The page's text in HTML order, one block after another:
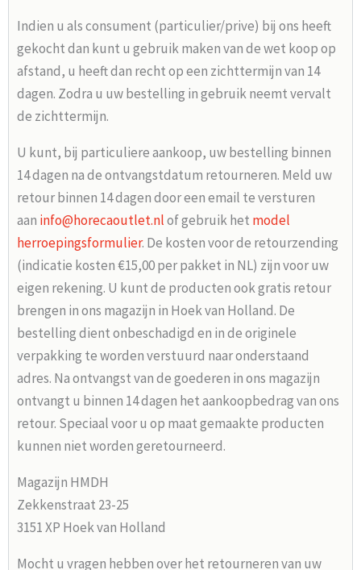
Indien u als consument (particulier/prive) bij ons heeft
gekocht dan kunt u gebruik maken van de wet koop op
afstand, u heeft dan recht op een zichttermijn van 14
dagen. Zodra u uw bestelling in gebruik neemt vervalt
de zichttermijn.
U kunt, bij particuliere aankoop, uw bestelling binnen
14 dagen na de ontvangstdatum retourneren. Meld uw
retour binnen 14 dagen door een email te versturen
aan info@horecaoutlet.nlof gebruik het model
herroepingsformulier. De kosten voor de retourzending
(indicatie kosten €15,00 per pakket in NL) zijn voor uw
eigen rekening. U kunt de producten ook gratis retour
brengen in ons magazijn in Hoek van Holland. De
bestelling dient onbeschadigd en in de originele
verpakking te worden verstuurd naar onderstaand
adres. Na ontvangst van de goederen in ons magazijn
ontvangt u binnen 14 dagen het aankoopbedrag van ons
retour. Speciaal voor u op maat gemaakte producten
kunnen niet worden geretourneerd.
Magazijn HMDH
Zekkenstraat 23-25
3151 XP Hoek van Holland
Mocht u vragen hebben over het retourneren van uw